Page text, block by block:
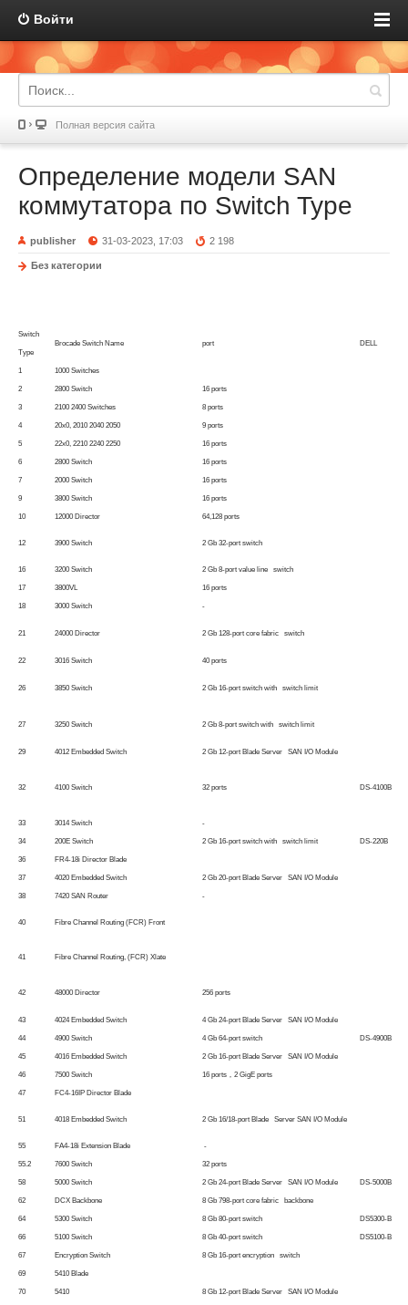
Войти
Полная версия сайта
Определение модели SAN
коммутатора по Switch Type
publisher 31-03-2023, 17:03 2 198
Без категории
Switch
Type
Brocade Switch Name port DELL
1 1000 Switches
2 2800 Switch 16 ports
3 2100 2400 Switches 8 ports
4 20x0, 2010 2040 2050 9 ports
5 22x0, 2210 2240 2250 16 ports
6 2800 Switch 16 ports
7 2000 Switch 16 ports
9 3800 Switch 16 ports
10 12000 Director 64,128 ports
12 3900 Switch 2 Gb 32-port switch
16 3200 Switch 2 Gb 8-port value line switch
17 3800VL 16 ports
18 3000 Switch -
21 24000 Director 2 Gb 128-port core fabric switch
22 3016 Switch 40 ports
26 3850 Switch 2 Gb 16-port switch with switch limit
27 3250 Switch 2 Gb 8-port switch with switch limit
29 4012 Embedded Switch 2 Gb 12-port Blade Server SAN I/O Module
32 4100 Switch 32 ports DS-4100B
33 3014 Switch -
34 200E Switch 2 Gb 16-port switch with switch limit DS-220B
36 FR4-18i Director Blade
37 4020 Embedded Switch 2 Gb 20-port Blade Server SAN I/O Module
38 7420 SAN Router -
40 Fibre Channel Routing (FCR) Front
41 Fibre Channel Routing, (FCR) Xlate
42 48000 Director 256 ports
43 4024 Embedded Switch 4 Gb 24-port Blade Server SAN I/O Module
44 4900 Switch 4 Gb 64-port switch DS-4900B
45 4016 Embedded Switch 2 Gb 16-port Blade Server SAN I/O Module
46 7500 Switch 16 ports，2 GigE ports
47 FC4-16IP Director Blade
51 4018 Embedded Switch 2 Gb 16/18-port Blade Server SAN I/O Module
55 FA4-18i Extension Blade -
55.2 7600 Switch 32 ports
58 5000 Switch 2 Gb 24-port Blade Server SAN I/O Module DS-5000B
62 DCX Backbone 8 Gb 798-port core fabric backbone
64 5300 Switch 8 Gb 80-port switch DS5300-B
66 5100 Switch 8 Gb 40-port switch DS5100-B
67 Encryption Switch 8 Gb 16-port encryption switch
69 5410 Blade
70 5410 8 Gb 12-port Blade Server SAN I/O Module